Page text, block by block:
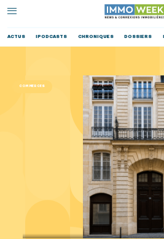
ACTUS IPODCASTS CHRONIQUES DOSSIERS
COMMERCES